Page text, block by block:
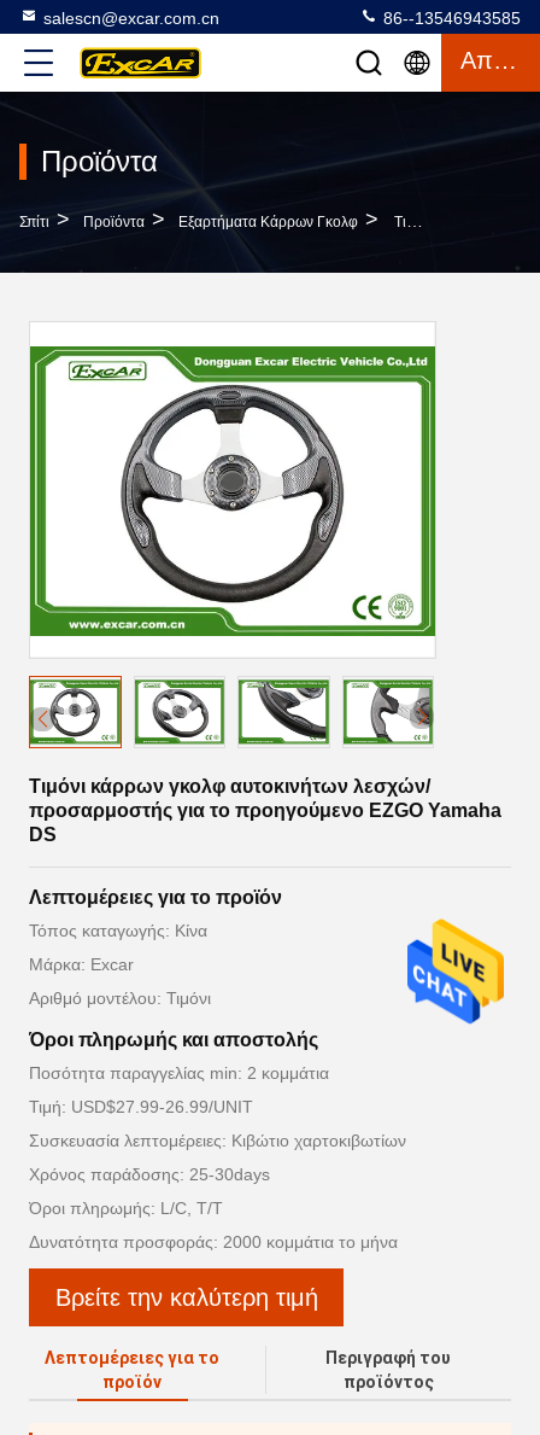
salescn@excar.com.cn 86--13546943585
Απόσπασμα
Προϊόντα
Σπίτι > Προϊόντα > Εξαρτήματα Κάρρων Γκολφ > Τιμόνι Κάρρων Γκολφ Αυτοκινήτων Λεσχών/προσαρμοστής Για Το Προηγούμενο EZGO Yamaha DS
Τιμόνι κάρρων γκολφ αυτοκινήτων λεσχών/
προσαρμοστής για το προηγούμενο EZGO Yamaha
DS
Λεπτομέρειες για το προϊόν
Τόπος καταγωγής: Κίνα
Μάρκα: Excar
Αριθμό μοντέλου: Τιμόνι
Όροι πληρωμής και αποστολής
Ποσότητα παραγγελίας min: 2 κομμάτια
Τιμή: USD$27.99-26.99/UNIT
Συσκευασία λεπτομέρειες: Κιβώτιο χαρτοκιβωτίων
Χρόνος παράδοσης: 25-30days
Όροι πληρωμής: L/C, T/T
Δυνατότητα προσφοράς: 2000 κομμάτια το μήνα
Βρείτε την καλύτερη τιμή
Λεπτομέρειες για το
προϊόν
Περιγραφή του
προϊόντος